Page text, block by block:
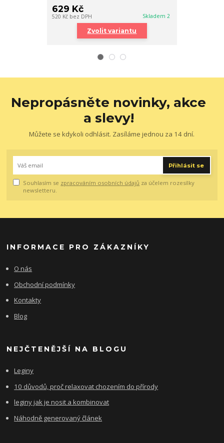
629 Kč
520 Kč bez DPH Skladem 2
Zvolit variantu
Nepropásněte novinky, akce
a slevy!
Můžete se kdykoli odhlásit. Zasíláme jednou za 14 dní.
Přihlásit se
Souhlasím se zpracováním osobních údajů za účelem rozesílky
newsletteru.
INFORMACE PRO ZÁKAZNÍKY
O nás
Obchodní podmínky
Kontakty
Blog
NEJČTENĚJŠÍ NA BLOGU
Leginy
10 důvodů, proč relaxovat chozením do přírody
leginy jak je nosit a kombinovat
Náhodně generovaný článek